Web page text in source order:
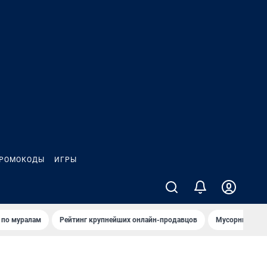
ИГРЫ
по мурaлaм Рейтинг крупнейших онлайн-продавцов Мусорный